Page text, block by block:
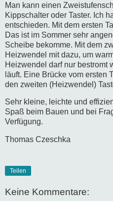
Man kann einen
Kippschalter oder Taster. Ich
entschieden. Mit dem ersten
Das ist im Sommer sehr
Scheibe bekomme. Mit dem
Heizwendel mit dazu, um
Heizwendel darf nur bestromt
läuft. Eine Brücke vom ersten
den zweiten (Heizwendel)
Sehr kleine, leichte und
Spaß beim Bauen und bei
Verfügung.
Thomas Czeschka
Teilen
Keine Kommentare: